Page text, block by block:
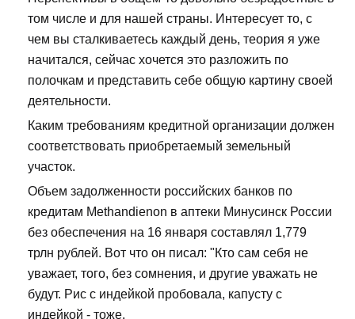
том числе и для нашей страны. Интересует то, с
чем вы сталкиваетесь каждый день, теория я уже
начитался, сейчас хочется это разложить по
полочкам и представить себе общую картину своей
деятельности.
Каким требованиям кредитной организации должен
соответствовать приобретаемый земельный
участок.
Объем задолженности российских банков по
кредитам Methandienon в аптеки Минусинск России
без обеспечения на 16 января составлял 1,779
трлн рублей. Вот что он писал: "Кто сам себя не
уважает, того, без сомнения, и другие уважать не
будут. Рис с индейкой пробовала, капусту с
индейкой - тоже.